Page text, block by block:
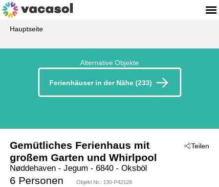
Hauptseite
Alternative Objekte
Ferienhäuser in der Nähe (233)
Teilen
Gemütliches Ferienhaus mit
großem Garten und Whirlpool
Nøddehaven - Jegum - 6840 - Oksböl
6 Personen Objekt Nr.: 130-P42128